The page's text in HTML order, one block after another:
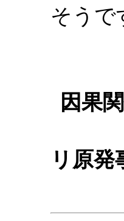
そうで
因果
リ原